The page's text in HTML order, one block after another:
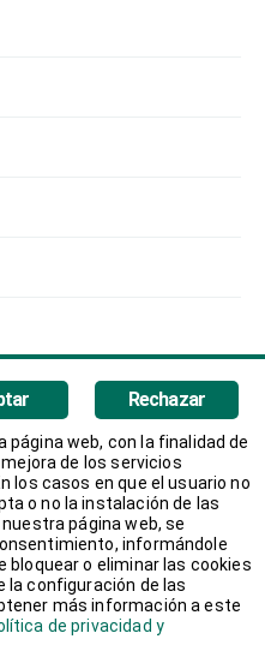
Rechazar
web, con la finalidad de
de los servicios
los casos en que el usuario no
o no la instalación de las
página web, se
informándole
bloquear o eliminar las cookies
la configuración de las
más información a este
de privacidad y